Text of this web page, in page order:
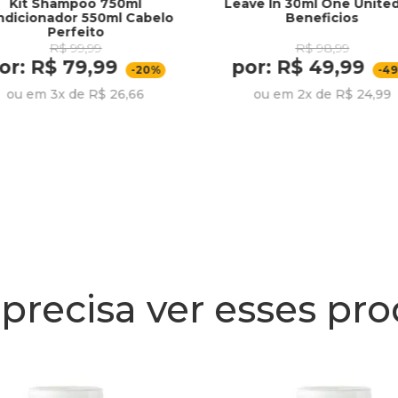
Kit Shampoo 750ml
550ml Cabelo
Perfeito
R$ 99,99
R$ 79,99 -20%
ou em 3x de R$ 26,66
Leave In 30ml One
Beneficios
R$ 98,99
por: R$ 49,99 -
ou em 2x de R$ 24,99
ver esses